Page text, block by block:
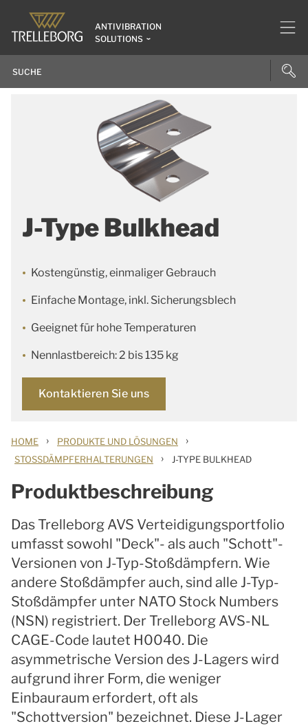
ANTIVIBRATION
SOLUTIONS
J-Type Bulkhead
Kostengünstig, einmaliger Gebrauch
Einfache Montage, inkl. Sicherungsblech
Geeignet für hohe Temperaturen
Nennlastbereich: 2 bis 135 kg
Kontaktieren Sie uns
HOME › PRODUKTE UND LÖSUNGEN ›
STOSSDÄMPFERHALTERUNGEN › J-TYPE BULKHEAD
Produktbeschreibung
Das Trelleborg AVS Verteidigungsportfolio
umfasst sowohl "Deck"- als auch "Schott"-
Versionen von J-Typ-Stoßdämpfern. Wie
andere Stoßdämpfer auch, sind alle J-Typ-
Stoßdämpfer unter NATO Stock Numbers
(NSN) registriert. Der Trelleborg AVS-NL
CAGE-Code lautet H0040. Die
asymmetrische Version des J-Lagers wird
aufgrund ihrer Form, die weniger
Einbauraum erfordert, oft als
"Schottversion" bezeichnet. Diese J-Lager